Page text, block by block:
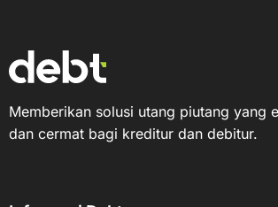
Memberikan solusi utang piutang yang
dan cermat bagi kreditur dan debitur.